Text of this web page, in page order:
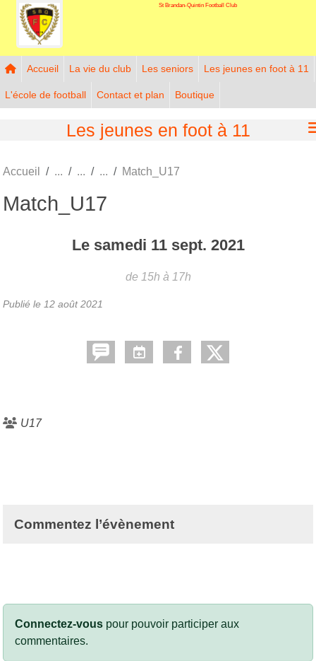
St Brandan-Quintin Football Club
Accueil La vie du club Les seniors Les jeunes en foot à 11
L'école de football Contact et plan Boutique
Les jeunes en foot à 11
Accueil Match_U17
Match_U17
Le samedi 11 sept. 2021
de 15h à 17h
Publié le 12 août 2021
U17
Commentez l’évènement
Connectez-vous pour pouvoir participer aux
commentaires.
Panneau de gestion des cookies